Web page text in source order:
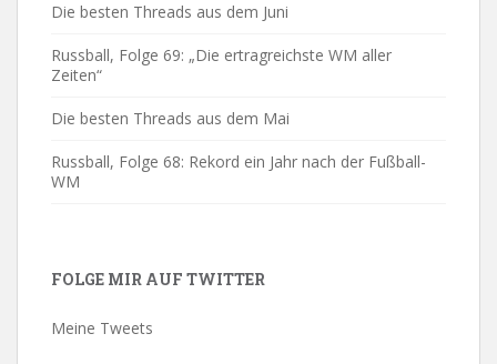
Die besten Threads aus dem Juni
Russball, Folge 69: „Die ertragreichste WM aller
Zeiten“
Die besten Threads aus dem Mai
Russball, Folge 68: Rekord ein Jahr nach der Fußball-
WM
FOLGE MIR AUF TWITTER
Meine Tweets